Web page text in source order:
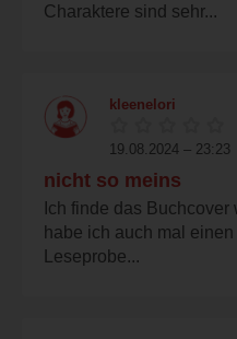
Charaktere sind sehr...
kleenelori
19.08.2024 – 23:23
nicht so meins
Ich finde das
habe ich auch mal
Leseprobe...